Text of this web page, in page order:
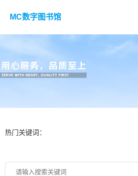
MC数字图书馆
热门关键词：